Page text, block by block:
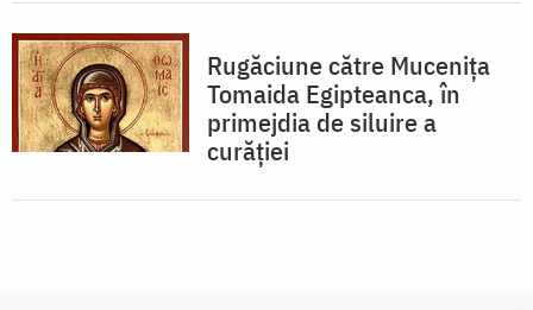
Rugăciune către Muceniţa
Tomaida Egipteanca, în
primejdia de siluire a
curăţiei